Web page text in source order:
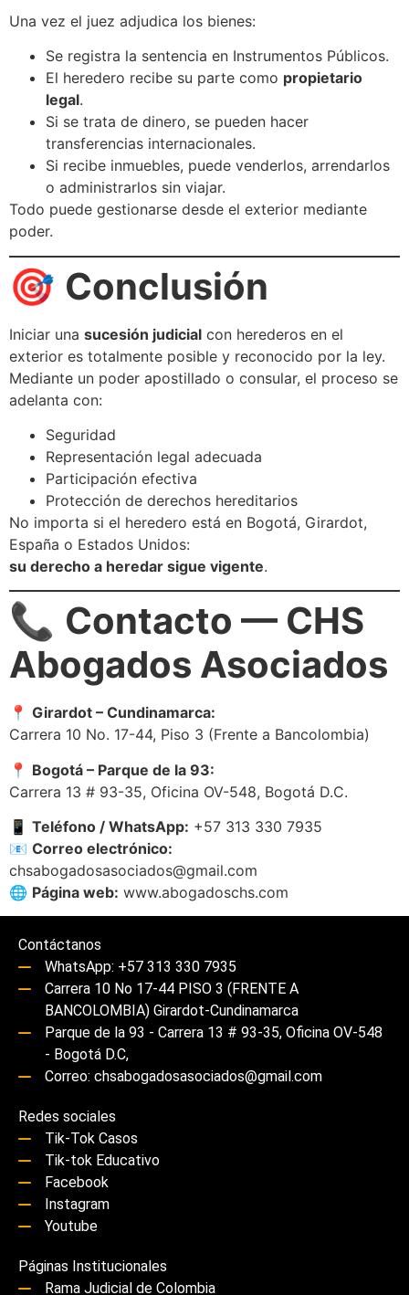
Una vez el juez adjudica los bienes:
Se registra la sentencia en Instrumentos Públicos.
El heredero recibe su parte como propietario
legal.
Si se trata de dinero, se pueden hacer
transferencias internacionales.
Si recibe inmuebles, puede venderlos, arrendarlos
o administrarlos sin viajar.
Todo puede gestionarse desde el exterior mediante
poder.
🎯 Conclusión
Iniciar una sucesión judicial con herederos en el
exterior es totalmente posible y reconocido por la ley.
Mediante un poder apostillado o consular, el proceso se
adelanta con:
Seguridad
Representación legal adecuada
Participación efectiva
Protección de derechos hereditarios
No importa si el heredero está en Bogotá, Girardot,
España o Estados Unidos:
su derecho a heredar sigue vigente.
📞 Contacto — CHS
Abogados Asociados
📍 Girardot – Cundinamarca:
Carrera 10 No. 17-44, Piso 3 (Frente a Bancolombia)
📍 Bogotá – Parque de la 93:
Carrera 13 # 93-35, Oficina OV-548, Bogotá D.C.
📱 Teléfono / WhatsApp: +57 313 330 7935
📧 Correo electrónico:
chsabogadosasociados@gmail.com
🌐 Página web: www.abogadoschs.com
Contáctanos
WhatsApp: +57 313 330 7935
Carrera 10 No 17-44 PISO 3 (FRENTE A
BANCOLOMBIA) Girardot-Cundinamarca
Parque de la 93 - Carrera 13 # 93-35, Oficina OV-548
- Bogotá D.C,
Correo: chsabogadosasociados@gmail.com
Redes sociales
Tik-Tok Casos
Tik-tok Educativo
Facebook
Instagram
Youtube
Páginas Institucionales
Rama Judicial de Colombia